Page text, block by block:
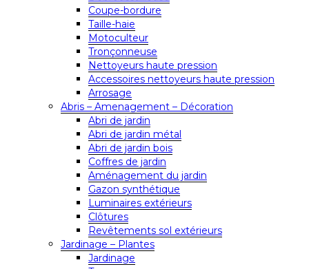
Coupe-bordure
Taille-haie
Motoculteur
Tronçonneuse
Nettoyeurs haute pression
Accessoires nettoyeurs haute pression
Arrosage
Abris – Amenagement – Décoration
Abri de jardin
Abri de jardin métal
Abri de jardin bois
Coffres de jardin
Aménagement du jardin
Gazon synthétique
Luminaires extérieurs
Clôtures
Revêtements sol extérieurs
Jardinage – Plantes
Jardinage